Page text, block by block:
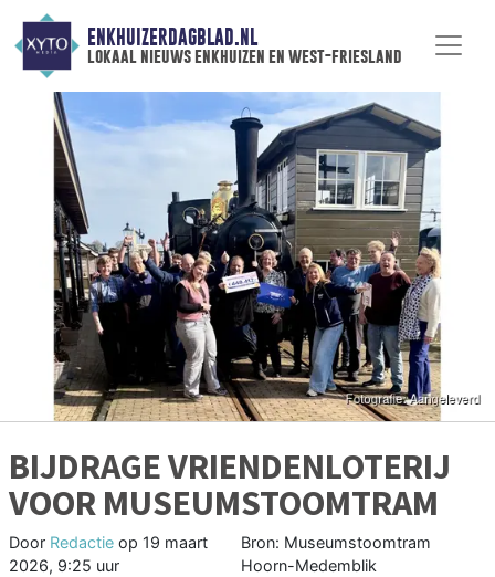
ENKHUIZERDAGBLAD.NL
lokaal nieuws enkhuizen en west-friesland
BIJDRAGE VRIENDENLOTERIJ
VOOR MUSEUMSTOOMTRAM
Door Redactie op 19 maart
2026, 9:25 uur
Bron: Museumstoomtram
Hoorn-Medemblik